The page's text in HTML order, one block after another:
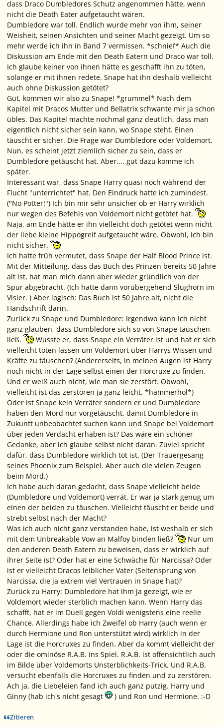
dass Draco Dumbledores Schutz angenommen hätte, wenn
nicht die Death Eater aufgetaucht wären.
Dumbledore war toll. Endlich wurde mehr von ihm, seiner
Weisheit, seinen Ansichten und seiner Macht gezeigt. Um so
mehr werde ich ihn in Band 7 vermissen. *schnief* Auch die
Diskussion am Ende mit den Death Eatern und Draco war toll.
Ich glaube keiner von ihnen hätte es geschafft ihn zu töten,
solange er mit ihnen redete. Snape hat ihn deshalb vielleicht
auch ohne Diskussion getötet?
Gut, kommen wir also zu Snape! *grummel* Nach dem
Kapitel mit Dracos Mutter und Bellatrix schwante mir ja schon
übles. Das Kapitel machte nochmal ganz deutlich, dass man
eigentlich nicht sicher sein kann, wo Snape steht. Einen
täuscht er sicher. Die Frage war Dumbledore oder Voldemort.
Nun, es scheint jetzt ziemlich sicher zu sein, dass er
Dumbledore getäuscht hat. Aber.... gut dazu komme ich
später.
Interessant war, dass Snape Harry quasi noch während der
Flucht "unterrichtet" hat. Den Eindruck hatte ich zumindest.
("No Potter!") Ich bin mir sehr unsicher ob er Harry wirklich
nur wegen des Befehls von Voldemort nicht getötet hat.
Naja, am Ende hätte er ihn vielleicht doch getötet wenn nicht
der liebe kleine Hippogreif aufgetaucht wäre. Obwohl, ich bin
nicht sicher.
Ich hatte früh vermutet, dass Snape der Half Blood Prince ist.
Mit der Mitteilung, dass das Buch des Prinzen bereits 50 Jahre
alt ist, hat man mich dann aber wieder gründlich von der
Spur abgebracht. (Ich hatte dann vorübergehend Slughorn im
Visier. ) Aber logisch: Das Buch ist 50 Jahre alt, nicht die
Handschrift darin.
Zurück zu Snape und Dumbledore: Irgendwo kann ich nicht
ganz glauben, dass Dumbledore sich so von Snape täuschen
ließ.
Wusste er, dass Snape ein Verräter ist und hat er sich
vielleicht töten lassen um Voldemort über Harrys Wissen und
Kräfte zu täuschen? (Andererseits, in meinen Augen ist Harry
noch nicht in der Lage selbst einen der Horcruxe zu finden.
Und er weiß auch nicht, wie man sie zerstört. Obwohl,
vielleicht ist das zerstören ja ganz leicht. *hammerhol*)
Oder ist Snape kein Verräter sondern er und Dumbledore
haben den Mord nur vorgetäuscht, damit Dumbledore in
Zukunft unbeobachtet suchen kann und Snape bei Voldemort
über jeden Verdacht erhaben ist? Das wäre ein schöner
Gedanke, aber ich glaube selbst nicht daran. Zuviel spricht
dafür, dass Dumbledore wirklich tot ist. (Der Trauergesang
seines Phoenix zum Beispiel. Aber auch die vielen Zeugen
beim Mord.)
Ich habe auch daran gedacht, dass Snape vielleicht beide
(Dumbledore und Voldemort) verrät. Er war ja stark genug um
einen der beiden zu täuschen. Vielleicht täuscht er beide und
strebt selbst nach der Macht?
Was ich auch nicht ganz verstanden habe, ist weshalb er sich
mit dem Unbreakable Vow an Malfoy binden ließ?
Nur um
den anderen Death Eatern zu beweisen, dass er wirklich auf
ihrer Seite ist? Oder hat er eine Schwäche für Narcissa? Oder
ist er vielleicht Dracos leiblicher Vater (Seitensprung von
Narcissa, die ja extrem viel Vertrauen in Snape hat)?
Zurück zu Harry: Dumbledore hat ihm ja gezeigt, wie er
Voldemort wieder sterblich machen kann. Wenn Harry das
schafft, hat er im Duell gegen Voldi wenigstens eine reelle
Chance. Allerdings habe ich Zweifel ob Harry (auch wenn er
durch Hermione und Ron unterstützt wird) wirklich in der
Lage ist die Horcruxes zu finden. Aber da kommt vielleicht der
oder die ominöse R.A.B. ins Spiel. R.A.B. ist offensichtlich auch
im Bilde über Voldemorts Unsterblichkeits-Trick. Und R.A.B.
versucht ebenfalls die Horcruxes zu finden und zu zerstören.
Ach ja, die Liebeleien fand ich auch ganz putzig. Harry und
Ginny (hab ich's nicht gesagt
) und Ron und Hermione. :-D
Zitieren